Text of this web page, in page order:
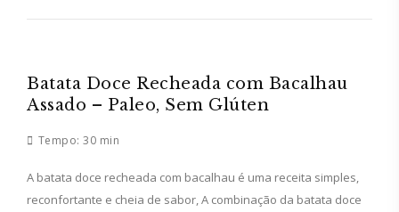
Batata Doce Recheada com Bacalhau
Assado – Paleo, Sem Glúten
Tempo: 30 min
A batata doce recheada com bacalhau é uma receita simples,
reconfortante e cheia de sabor, A combinação da batata doce